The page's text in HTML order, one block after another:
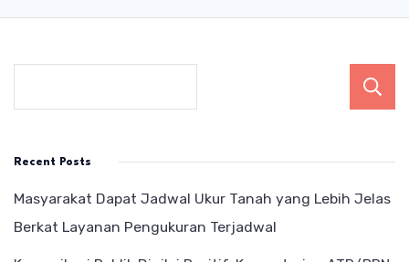
Recent Posts
Masyarakat Dapat Jadwal Ukur Tanah yang Lebih Jelas
Berkat Layanan Pengukuran Terjadwal